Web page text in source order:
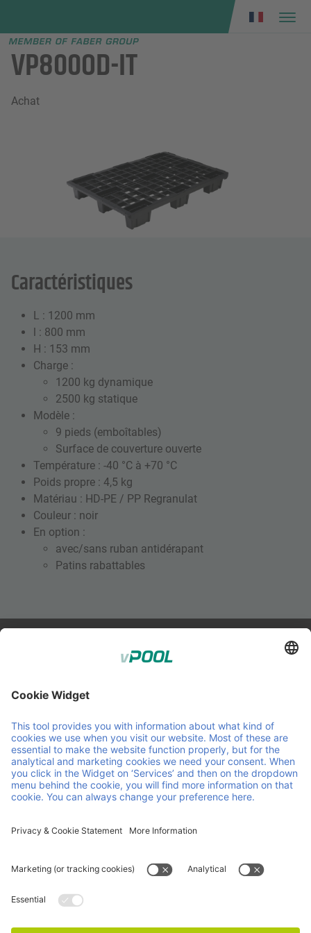
menu
VP800OD-IT
Achat
Caractéristiques
L : 1200 mm
l : 800 mm
H : 153 mm
Charge :
1200 kg dynamique
2500 kg statique
Modèle :
9 pieds (emboîtables)
Surface de couverture ouverte
Température : -40 °C à +70 °C
Poids propre : 4,5 kg
Matériau : HD-PE / PP Regranulat
Couleur : noir
En option :
avec/sans ruban antidérapant
Patins rabattables
Member of Faber Group
Liens et documents utiles
À propos de nous
Downloads
Produits
CGA
Services
CGV
Déclaration sur la protection de la vie privée et